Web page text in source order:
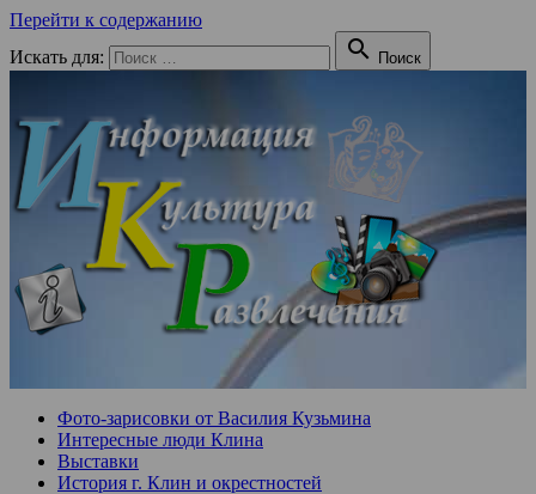
Перейти к содержанию
Искать для:
 Поиск
Фото-зарисовки от Василия Кузьмина
Интересные люди Клина
Выставки
История г. Клин и окрестностей